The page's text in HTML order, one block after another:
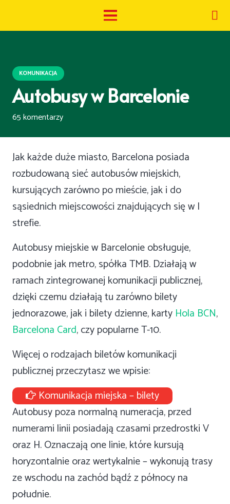
KOMUNIKACJA
Autobusy w Barcelonie
65komentarzy
Jak każde duże miasto, Barcelona posiada
rozbudowaną sieć autobusów miejskich,
kursujących zarówno po mieście, jak i do
sąsiednich miejscowości znajdujących się w I
strefie.
Autobusy miejskie w Barcelonie obsługuje,
podobnie jak metro, spółka TMB. Działają w
ramach zintegrowanej komunikacji publicznej,
dzięki czemu działają tu zarówno bilety
jednorazowe, jak i bilety dzienne, karty Hola BCN,
Barcelona Card, czy popularne T-10.
Więcej o rodzajach biletów komunikacji
publicznej przeczytasz we wpisie:
Komunikacja miejska – bilety
Autobusy poza normalną numeracja, przed
numerami linii posiadają czasami przedrostki V
oraz H. Oznaczają one linie, które kursują
horyzontalnie oraz wertykalnie – wykonują trasy
ze wschodu na zachód bądź z północy na
południe.